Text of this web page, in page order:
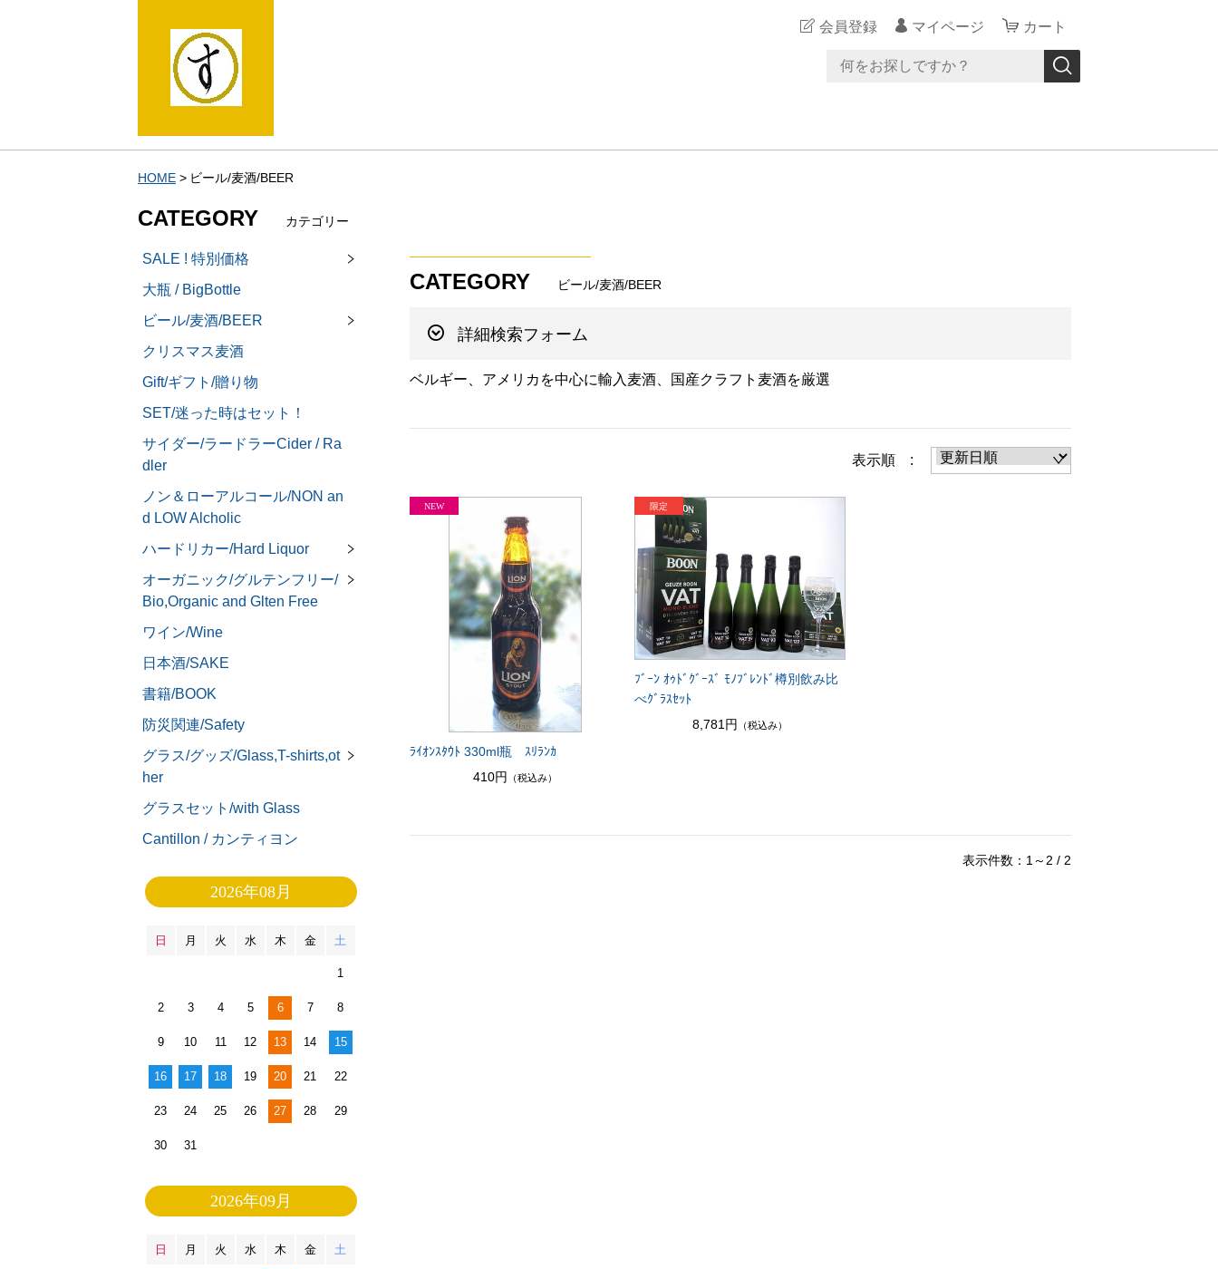
会員登録 マイページ カート
HOME ビール/麦酒/BEER
CATEGORY ビール/麦酒/BEER
詳細検索フォーム
ベルギー、アメリカを中心に輸入麦酒、国産クラフト麦酒を厳選
表示順 :
ﾗｲｵﾝｽﾀｳﾄ 330ml瓶 ｽﾘﾗﾝｶ
410円
（税込み）
ﾌﾞｰﾝ ｵｩﾄﾞｸﾞｰｽﾞ ﾓﾉﾌﾞﾚﾝﾄﾞ樽別飲み比
べｸﾞﾗｽｾｯﾄ
8,781円
（税込み）
表示件数：1～2 / 2
CATEGORY カテゴリー
SALE ! 特別価格
大瓶 / BigBottle
ビール/麦酒/BEER
クリスマス麦酒
Gift/ギフト/贈り物
SET/迷った時はセット！
サイダー/ラードラーCider / Ra
dler
ノン＆ローアルコール/NON an
d LOW Alcholic
ハードリカー/Hard Liquor
オーガニック/グルテンフリー/
Bio,Organic and Glten Free
ワイン/Wine
日本酒/SAKE
書籍/BOOK
防災関連/Safety
グラス/グッズ/Glass,T-shirts,ot
her
グラスセット/with Glass
Cantillon / カンティヨン
2026年08月
日 月 火 水 木 金 土
1
2 3 4 5 6 7 8
9 10 11 12 13 14 15
16 17 18 19 20 21 22
23 24 25 26 27 28 29
30 31
2026年09月
日 月 火 水 木 金 土